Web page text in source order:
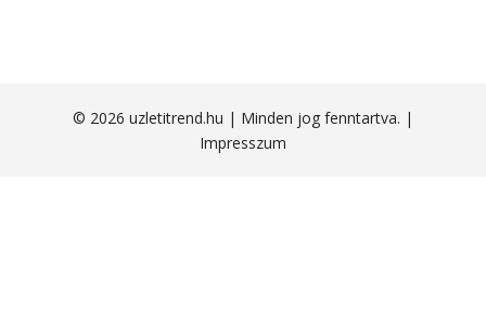
© 2026 uzletitrend.hu | Minden jog fenntartva. |
Impresszum